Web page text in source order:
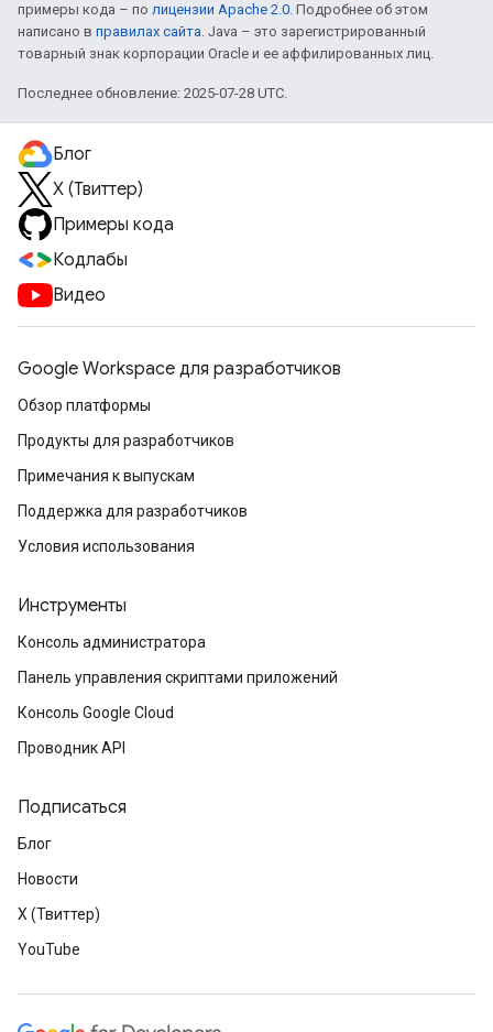
примеры кода – по лицензии Apache 2.0. Подробнее об этом
написано в правилах сайта. Java – это зарегистрированный
товарный знак корпорации Oracle и ее аффилированных лиц.
Последнее обновление: 2025-07-28 UTC.
Блог
X (Твиттер)
Примеры кода
Кодлабы
Видео
Google Workspace для разработчиков
Обзор платформы
Продукты для разработчиков
Примечания к выпускам
Поддержка для разработчиков
Условия использования
Инструменты
Консоль администратора
Панель управления скриптами приложений
Консоль Google Cloud
Проводник API
Подписаться
Блог
Новости
X (Твиттер)
YouTube